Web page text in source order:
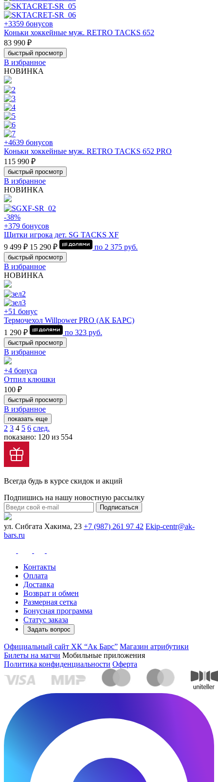
+3359 бонусов
Коньки хоккейные муж. RETRO TACKS 652
83 990 ₽
быстрый просмотр
В избранное
НОВИНКА
+4639 бонусов
Коньки хоккейные муж. RETRO TACKS 652 PRO
115 990 ₽
быстрый просмотр
В избранное
НОВИНКА
-38%
+379 бонусов
Щитки игрока дет. SG TACKS XF
9 499 ₽ 15 290 ₽ по 2 375 руб.
быстрый просмотр
В избранное
НОВИНКА
+51 бонус
Термочехол Willpower PRO (АК БАРС)
1 290 ₽
по 323 руб.
быстрый просмотр
В избранное
+4 бонуса
Отпил клюшки
100 ₽
быстрый просмотр
В избранное
показать еще
2 3 4 5 6 след.
показано: 120 из 554
Всегда будь в курсе скидок и акций
Подпишись на нашу новостную рассылку
Подписаться
ул. Сибгата Хакима, 23 +7 (987) 261 97 42 Ekip-centr@ak-
bars.ru
Контакты
Оплата
Доставка
Возврат и обмен
Размерная сетка
Бонусная программа
Статус заказа
Задать вопрос
Официальный сайт ХК “Ак Барс” Магазин атрибутики
Билеты на матчи Мобильные приложения
Политика конфиденциальности Оферта